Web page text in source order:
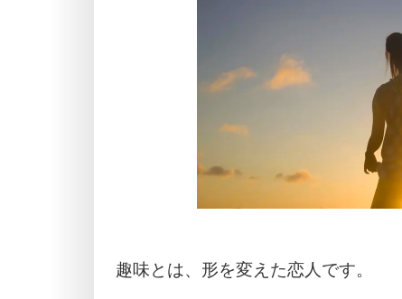
趣味とは、形を変えた恋人です。